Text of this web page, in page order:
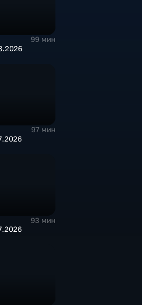
99 мин
97 мин
93 мин